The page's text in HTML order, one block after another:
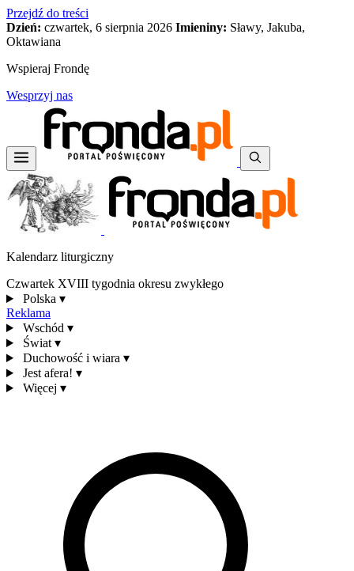
Przejdź do treści
Dzień: czwartek, 6 sierpnia 2026 Imieniny: Sławy, Jakuba,
Oktawiana
Wspieraj Frondę
Wesprzyj nas
Kalendarz liturgiczny
Czwartek XVIII tygodnia okresu zwykłego
Polska ▾
Reklama
Wschód ▾
Świat ▾
Duchowość i wiara ▾
Jest afera! ▾
Więcej ▾